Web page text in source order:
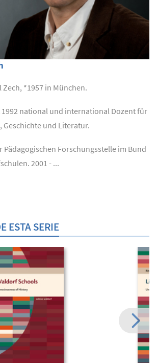
Zech, *1957 in München.
national und international Dozent für
und Literatur.
Pädagogischen Forschungsstelle im Bund
2001 - ...
ESTA SERIE